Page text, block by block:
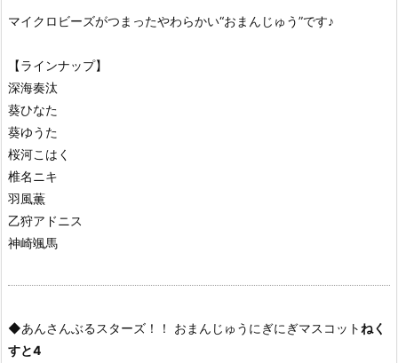
マイクロビーズがつまったやわらかい“おまんじゅう”です♪
【ラインナップ】
深海奏汰
葵ひなた
葵ゆうた
桜河こはく
椎名ニキ
羽風薫
乙狩アドニス
神崎颯馬
◆あんさんぶるスターズ！！ おまんじゅうにぎにぎマスコットねく
すと4